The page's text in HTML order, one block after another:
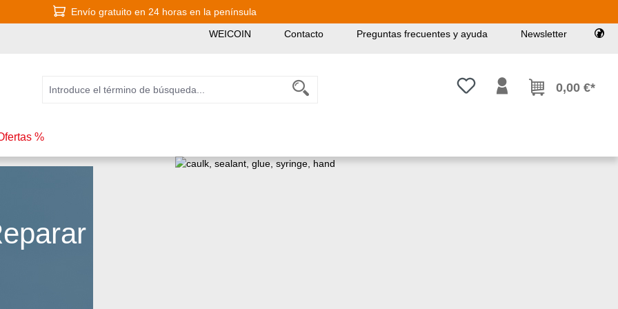
Envío gratuito en 24 horas en la península
WEICOIN Contacto Preguntas frecuentes y ayuda Newsletter
Tienes 0 artículos en tu lista de
0,00 €*
%